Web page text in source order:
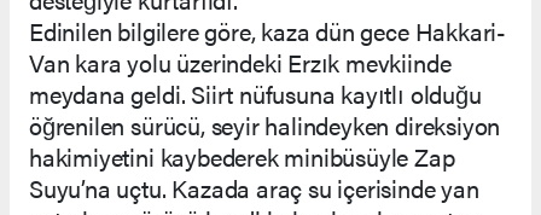
Edinilen bilgilere göre, kaza dün gece Hakkari-
Van kara yolu üzerindeki Erzık mevkiinde
meydana geldi. Siirt nüfusuna kayıtlı olduğu
öğrenilen sürücü, seyir halindeyken direksiyon
hakimiyetini kaybederek minibüsüyle Zap
Suyu’na uçtu. Kazada araç su içerisinde yan